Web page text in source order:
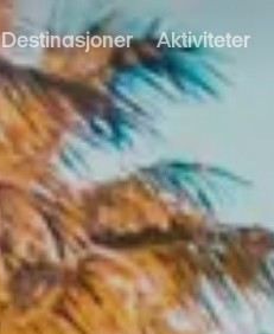
Destinasjoner Aktiviteter